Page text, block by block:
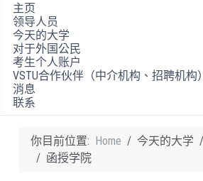
主页
领导人员
今天的大学
对于外国公民
考生个人账户
VSTU合作伙伴（中介机构、招聘机构）
消息
联系
你目前位置: Home 今天的大学
函授学院